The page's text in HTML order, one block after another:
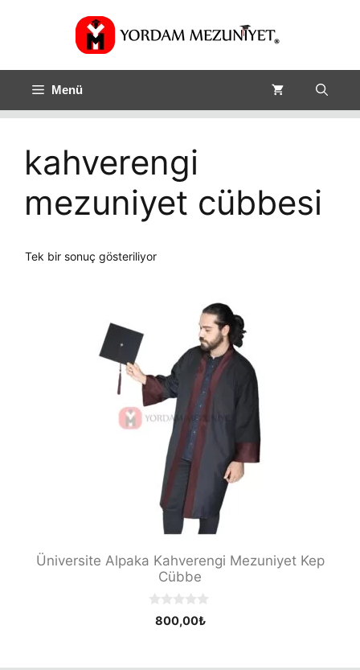
Menü
kahverengi
mezuniyet cübbesi
Tek bir sonuç gösteriliyor
Üniversite Alpaka Kahverengi Mezuniyet Kep
Cübbe
800,00₺